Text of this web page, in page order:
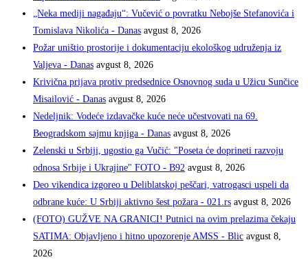
„Neka mediji nagađaju“: Vučević o povratku Nebojše Stefanovića i
Tomislava Nikolića - Danas avgust 8, 2026
Požar uništio prostorije i dokumentaciju ekološkog udruženja iz
Valjeva - Danas avgust 8, 2026
Krivična prijava protiv predsednice Osnovnog suda u Užicu Sunčice
Misailović - Danas avgust 8, 2026
Nedeljnik: Vodeće izdavačke kuće neće učestvovati na 69.
Beogradskom sajmu knjiga - Danas avgust 8, 2026
Zelenski u Srbiji, ugostio ga Vučić: "Poseta će doprineti razvoju
odnosa Srbije i Ukrajine" FOTO - B92 avgust 8, 2026
Deo vikendica izgoreo u Deliblatskoj peščari, vatrogasci uspeli da
odbrane kuće: U Srbiji aktivno šest požara - 021.rs avgust 8, 2026
(FOTO) GUŽVE NA GRANICI! Putnici na ovim prelazima čekaju
SATIMA: Objavljeno i hitno upozorenje AMSS - Blic avgust 8,
2026